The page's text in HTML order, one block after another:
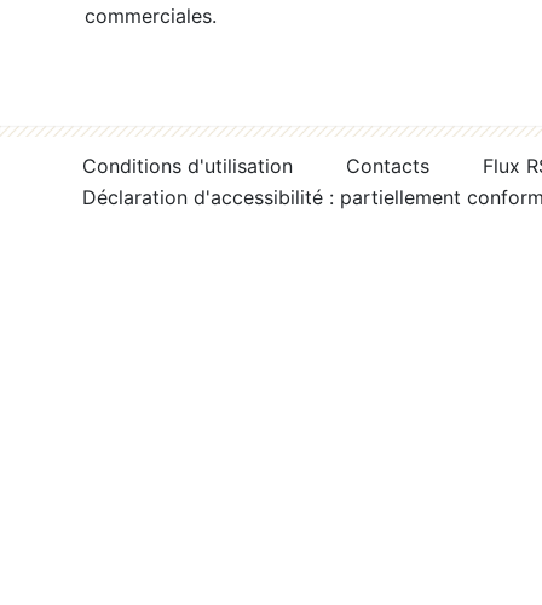
commerciales.
Conditions d'utilisation Contacts
Flux
Déclaration d'accessibilité : partiellement